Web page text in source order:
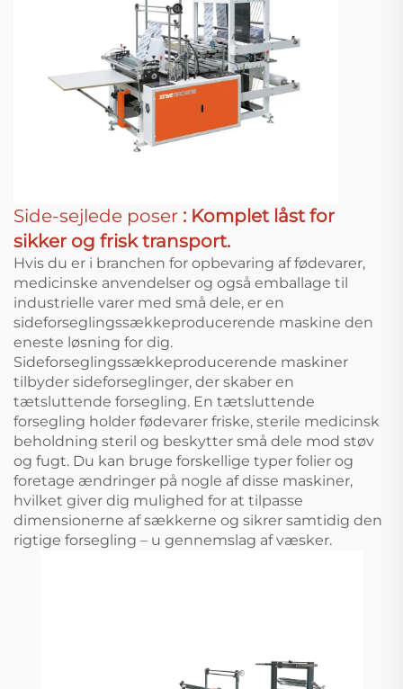
Side-sejlede poser : Komplet låst for
sikker og frisk transport.
Hvis du er i branchen for opbevaring af fødevarer,
medicinske anvendelser og også emballage til
industrielle varer med små dele, er en
sideforseglingssækkeproducerende maskine den
eneste løsning for dig.
Sideforseglingssækkeproducerende maskiner
tilbyder sideforseglinger, der skaber en
tætsluttende forsegling. En tætsluttende
forsegling holder fødevarer friske, sterile medicinsk
beholdning steril og beskytter små dele mod støv
og fugt. Du kan bruge forskellige typer folier og
foretage ændringer på nogle af disse maskiner,
hvilket giver dig mulighed for at tilpasse
dimensionerne af sækkerne og sikrer samtidig den
rigtige forsegling – u gennemslag af væsker.